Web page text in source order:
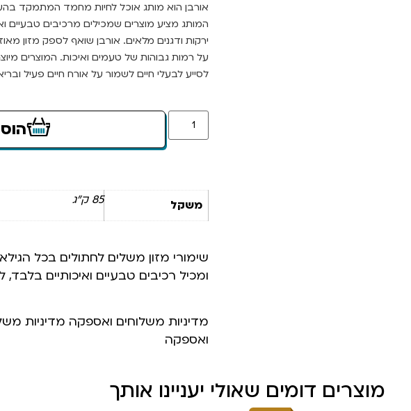
אורבן הוא מותג אוכל לחיות מחמד המתמקד
המותג מציע מוצרים שמכילים מרכיבים טבעיים
ירקות ודגנים מלאים. אורבן שואף לספק מזון
על רמות גבוהות של טעמים ואיכות. המוצרים
לסייע לבעלי חיים לשמור על אורח חיים פעיל
משקל 85 ק"ג
שימורי מזון משלים לחתולים בכל
ומכיל רכיבים טבעיים ואיכותיים
מדיניות משלוחים ואספקה מדיניות
ואספקה
מוצרים דומים שאולי יעניינו אותך